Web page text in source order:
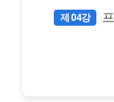
제 04강